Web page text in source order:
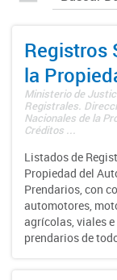
Registros
la
Ministerio de
Registrales.
Nacionales de la
Créditos ...
Listados de
Propiedad del
Prendarios, con
automotores,
agrícolas, viales
prendarios de